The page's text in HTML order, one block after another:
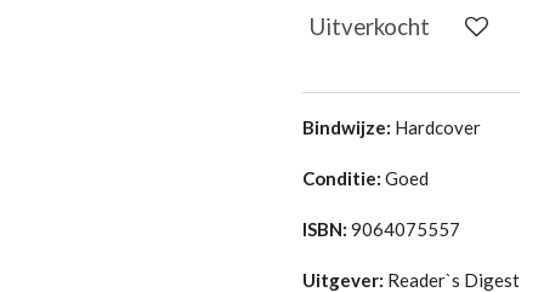
Uitverkocht
Bindwijze: Hardcover
Conditie: Goed
ISBN: 9064075557
Uitgever: Reader`s Digest